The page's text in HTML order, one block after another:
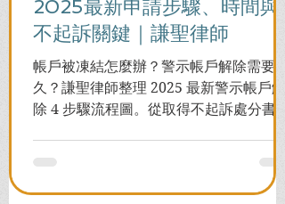
2025最新申請步驟、時間與
不起訴關鍵｜謙聖律師
帳戶被凍結怎麼辦？警示帳戶解除需要多
久？謙聖律師整理 2025 最新警示帳戶解
除 4 步驟流程圖。從取得不起訴處分書到